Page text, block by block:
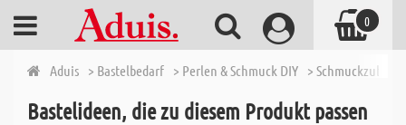
Aduis > Bastelbedarf > Perlen & Schmuck DIY > Schmuckzubehör
Bastelideen, die zu diesem Produkt passen
0